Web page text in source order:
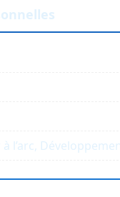
l’arc,